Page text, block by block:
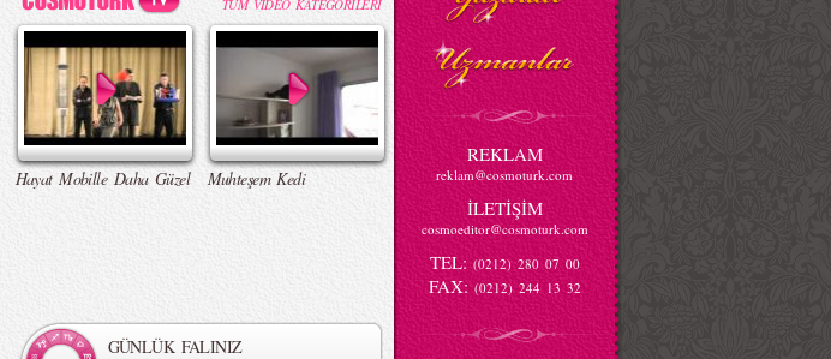
TÜM VIDEO KATEGORİLERİ
Hayat Mobille Daha Güzel Muhteşem Kedi
GÜNLÜK FALINIZ
REKLAM
reklam@cosmoturk.com
İLETİŞİM
cosmoeditor@cosmoturk.com
TEL: (0212) 280 07 00
FAX: (0212) 244 13 32